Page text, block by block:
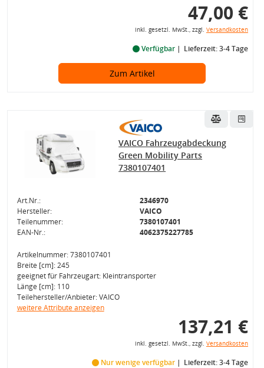
47,00 €
inkl. gesetzl. MwSt., zzgl. Versandkosten
Verfügbar Lieferzeit: 3-4 Tage
Zum Artikel
VAICO Fahrzeugabdeckung
Green Mobility Parts
7380107401
Art.Nr.:
2346970
Hersteller:
VAICO
Teilenummer:
7380107401
EAN-Nr.:
4062375227785
Artikelnummer: 7380107401
Breite [cm]: 245
geeignet für Fahrzeugart: Kleintransporter
Länge [cm]: 110
Teilehersteller/Anbieter: VAICO
weitere Attribute anzeigen
137,21 €
inkl. gesetzl. MwSt., zzgl. Versandkosten
Nur wenige verfügbar Lieferzeit: 3-4 Tage